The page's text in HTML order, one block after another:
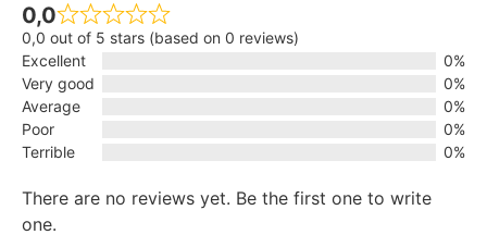
0,0
0,0 out of 5 stars (based on 0 reviews)
Excellent
0%
Very good
0%
Average
0%
Poor
0%
Terrible
0%
There are no reviews yet. Be the first one to write
one.